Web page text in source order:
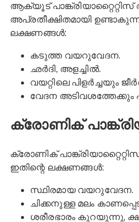
ആക്യൂട്
അപ്രതീക്ഷിതമായി
ലക്ഷണങ്ങൾ:
കടുത്ത വയറുവേദന.
ഛർദി, അളച്ചിൽ.
വയറ്റിലെ പിളർച്ചയും
വേദന അടിവശത്തേക്കും
ക്രോണിക്
ക്രോണിക്
ഇതിന്റെ ലക്ഷണങ്ങൾ:
സ്ഥിരമായ വയറുവേദന.
ചിക്കനുള്ള മലം
ശരീരഭാരം കുറയുന്നു,